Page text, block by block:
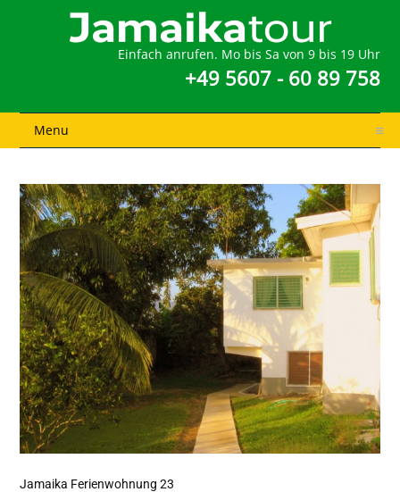
Einfach anrufen. Mo bis Sa von 9 bis 19 Uhr
+49 5607 - 60 89 758
Menu
Jamaika Ferienwohnung 23